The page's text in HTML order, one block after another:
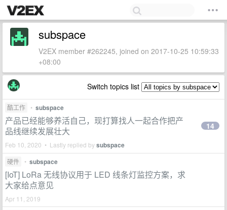
subspace
V2EX member #262245, joined on 2017-10-25 10:59:33
+08:00
Switch topics list
酷工作 • subspace
产品已经能够养活自己，现打算找人一起合作把产
品线继续发展壮大
Feb 10, 2020 • Lastly replied bysubspace
14
硬件 • subspace
[IoT] LoRa 无线协议用于 LED 线条灯监控方案，求
大家给点意见
Apr 11, 2019